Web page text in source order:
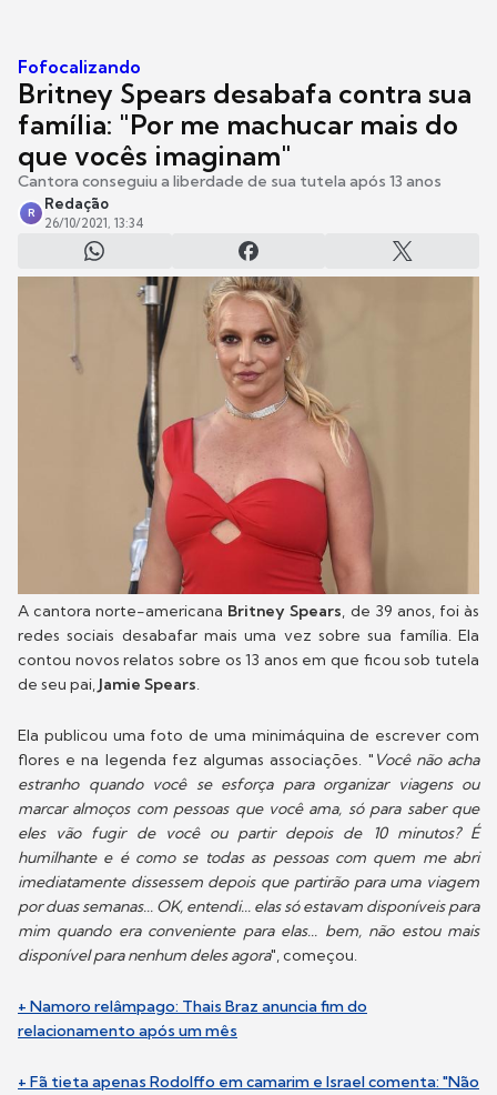
Fofocalizando
Britney Spears desabafa contra sua
família: "Por me machucar mais do
que vocês imaginam"
Cantora conseguiu a liberdade de sua tutela após 13 anos
R
Redação
26/10/2021, 13:34
A cantora norte-americana Britney Spears, de 39 anos, foi às
redes sociais desabafar mais uma vez sobre sua família. Ela
contou novos relatos sobre os 13 anos em que ficou sob tutela
de seu pai,Jamie Spears.
Ela publicou uma foto de uma minimáquina de escrever com
flores e na legenda fez algumas associações. " Você não acha
estranho quando você se esforça para organizar viagens ou
marcar almoços com pessoas que você ama, só para saber que
eles vão fugir de você ou partir depois de 10 minutos? É
humilhante e é como se todas as pessoas com quem me abri
imediatamente dissessem depois que partirão para uma viagem
por duas semanas... OK, entendi... elas só estavam disponíveis para
mim quando era conveniente para elas... bem, não estou mais
disponível para nenhum deles agora", começou.
+ Namoro relâmpago: Thais Braz anuncia fim do
relacionamento após um mês
+ Fã tieta apenas Rodolffo em camarim e Israel comenta: "Não